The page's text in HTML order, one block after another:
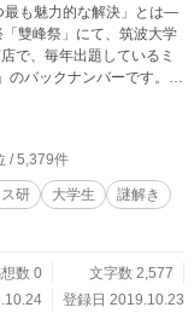
最も魅力的な解決」とは―
雙峰祭」にて、筑波大学
で、毎年出題しているミ
のバックナンバーです。解
れます。 5分間と書いて
言葉の意味は、是非本文
/ 5,379件
ス研 大学生
謎解き
数 0
文字数 2,577
登録日 2019.10.23